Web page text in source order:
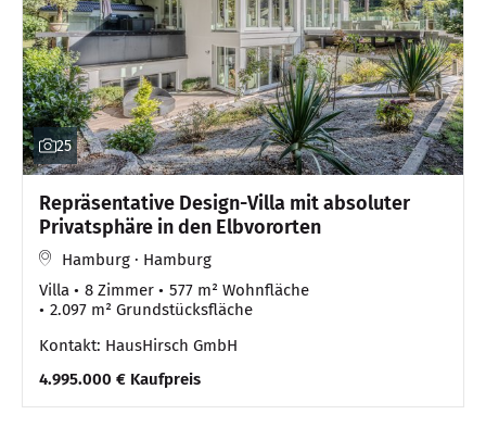
25
Repräsentative Design-Villa mit absoluter
Privatsphäre in den Elbvororten
Hamburg · Hamburg
Villa
8 Zimmer
577 m² Wohnfläche
2.097 m² Grundstücksfläche
Kontakt: HausHirsch GmbH
4.995.000 € Kaufpreis